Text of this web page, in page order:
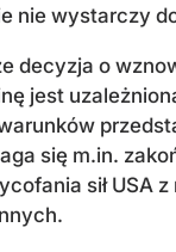
nie wystarczy
decyzja o
jest
się m.in.
sił USA z